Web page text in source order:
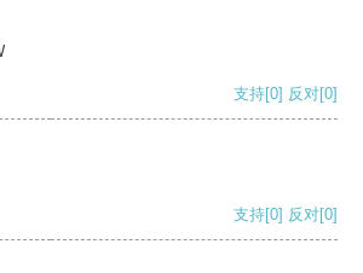
支持[0] 反对[0]
支持[0] 反对[0]